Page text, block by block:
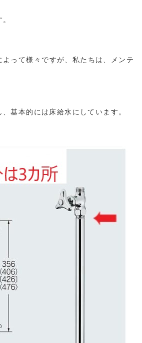
って様々ですが、私たちは、メンテ
基本的には床給水にしています。